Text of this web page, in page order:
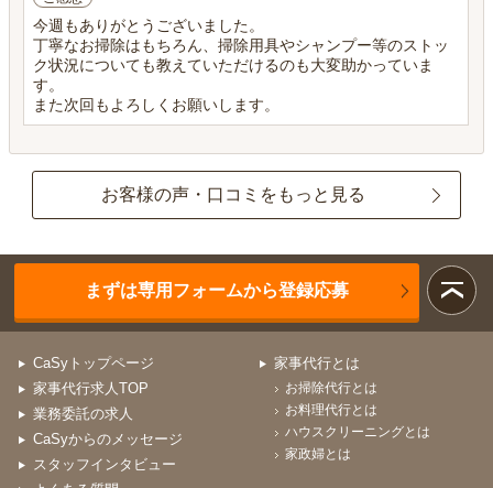
今週もありがとうございました。
丁寧なお掃除はもちろん、掃除用具やシャンプー等のストッ
ク状況についても教えていただけるのも大変助かっていま
す。
また次回もよろしくお願いします。
お客様の声・口コミをもっと見る
まずは専用フォームから登録応募
CaSyトップページ
家事代行求人TOP
業務委託の求人
CaSyからのメッセージ
スタッフインタビュー
家事代行とは
お掃除代行とは
お料理代行とは
ハウスクリーニングとは
家政婦とは